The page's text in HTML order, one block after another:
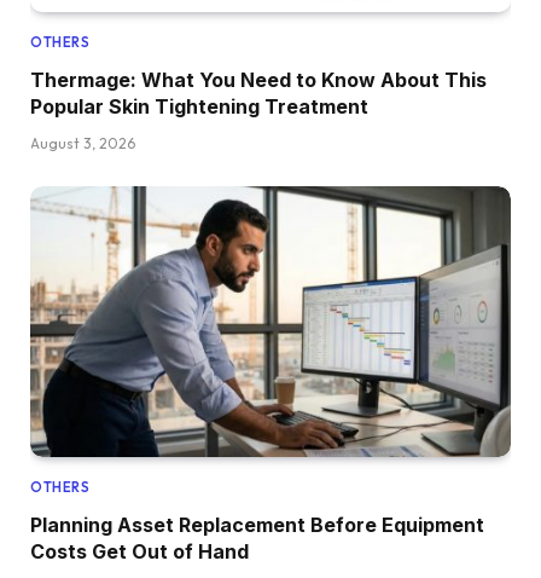
OTHERS
Thermage: What You Need to Know About This
Popular Skin Tightening Treatment
August 3, 2026
OTHERS
Planning Asset Replacement Before Equipment
Costs Get Out of Hand